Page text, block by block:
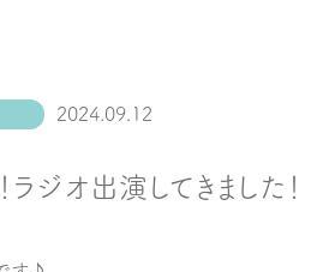
2024.09.12
ジオ出演してきました！